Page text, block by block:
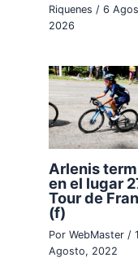
Riquenes /6
2026
Arlenis
en el lugar
Tour de
(f)
PorWebMaster /1
Agosto, 2022